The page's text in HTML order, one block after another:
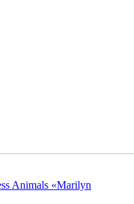
Animals «Marilyn